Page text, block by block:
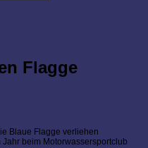
Flagge
Blaue Flagge verliehen
beim Motorwassersportclub